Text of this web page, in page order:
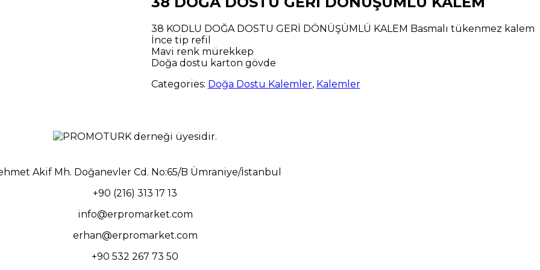
38 KODLU DOĞA DOSTU GERİ DÖNÜŞÜMLÜ KALEM Basmalı tükenmez kalem
İnce tip refil
Mavi renk mürekkep
Doğa dostu karton gövde
Categories: Doğa Dostu Kalemler, Kalemler
Akif Mh. Doğanevler Cd. No:65/B Ümraniye/İstanbul
+90 (216) 313 17 13
info@erpromarket.com
erhan@erpromarket.com
+90 532 267 73 50